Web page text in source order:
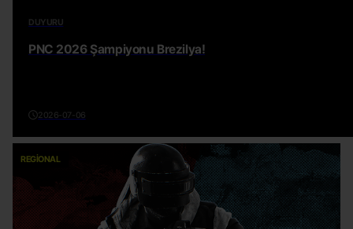
DUYURU
PNC 2026 Şampiyonu Brezilya!
2026-07-06
REGIONAL